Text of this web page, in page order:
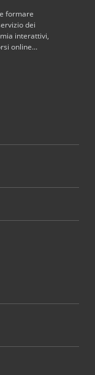
formare
dei
interattivi,
online...